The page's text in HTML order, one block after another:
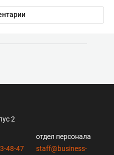
2
48-47
отдел персонала
staff@business-